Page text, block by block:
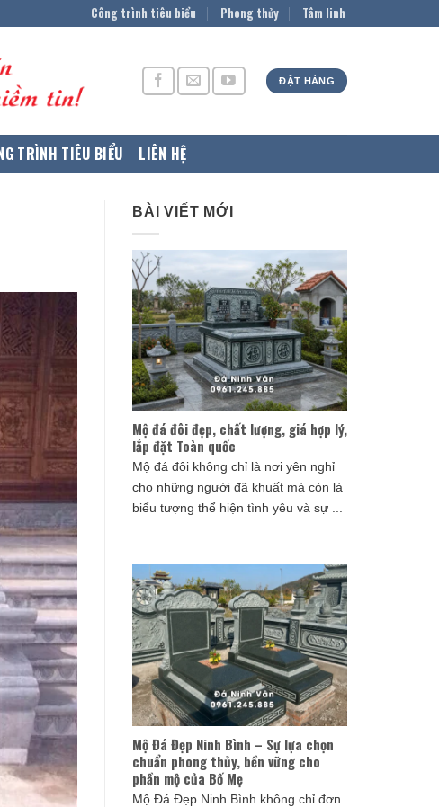
Công trình tiêu biểu Phong thủy Tâm linh
ĐẶT HÀNG
TRÌNH TIÊU BIỂU LIÊN HỆ
BÀI VIẾT MỚI
Mộ đá đôi đẹp, chất lượng, giá hợp lý,
lắp đặt Toàn quốc
Mộ đá đôi không chỉ là nơi yên nghỉ
cho những người đã khuất mà còn là
biểu tượng thể hiện tình yêu và sự ...
Mộ Đá Đẹp Ninh Bình – Sự lựa chọn
chuẩn phong thủy, bền vững cho
phần mộ của Bố Mẹ
Mộ Đá Đẹp Ninh Bình không chỉ đơn